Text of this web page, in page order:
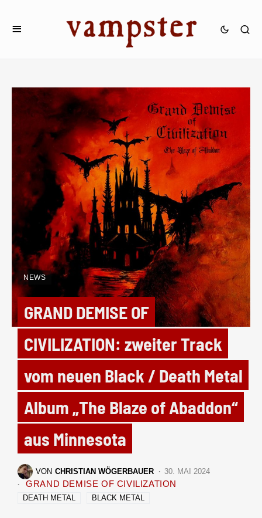
NEWS
GRAND DEMISE OF
CIVILIZATION: zweiter Track
vom neuen Black / Death Metal
Album „The Blaze of Abaddon“
aus Minnesota
VON CHRISTIAN WÖGERBAUER 30. MAI 2024
GRAND DEMISE OF CIVILIZATION
DEATH METAL BLACK METAL